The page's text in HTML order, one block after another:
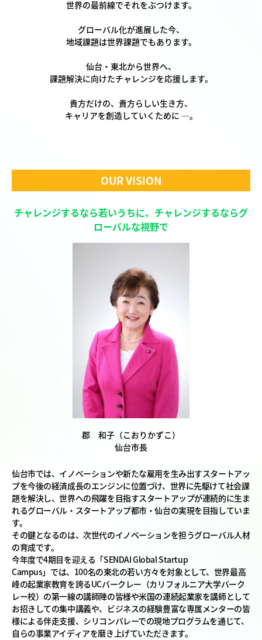
世界の最前線でそれをぶつけます。
グローバル化が進展した今、
地域課題は世界課題でもあります。
仙台・東北から世界へ、
課題解決に向けたチャレンジを応援します。
貴方だけの、貴方らしい生き方、
キャリアを創造していくために ―。
OUR VISION
チャレンジするなら若いうちに、チャレンジするならグ
ローバルな視野で
仙台市では、イノベーションや新たな雇用を生み出すスタートアッ
プを今後の経済成長のエンジンに位置づけ、世界に先駆けて社会課
題を解決し、世界への飛躍を目指すスタートアップが連続的に生ま
れるグローバル・スタートアップ都市・仙台の実現を目指していま
す。
その鍵となるのは、次世代のイノベーションを担うグローバル人材
の育成です。
今年度で4期目を迎える「SENDAI Global Startup
Campus」では、100名の東北の若い方々を対象として、世界最高
峰の起業家教育を誇るUCバークレー（カリフォルニア大学バーク
レー校）の第一線の講師陣の皆様や米国の連続起業家を講師として
お招きしての集中講義や、ビジネスの経験豊富な専属メンターの皆
様による伴走支援、シリコンバレーでの現地プログラムを通じて、
自らの事業アイディアを磨き上げていただきます。
郡 和子（こおりかずこ）
仙台市長